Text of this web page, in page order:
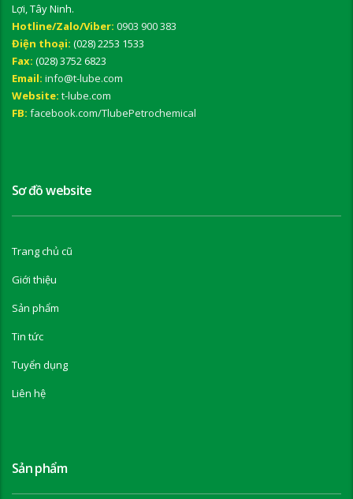
Lợi, Tây Ninh.
Hotline/Zalo/Viber: 0903 900 383
Điện thoại: (028) 2253 1533
Fax: (028) 3752 6823
Email: info@t-lube.com
Website: t-lube.com
FB: facebook.com/TlubePetrochemical
Sơ đồ website
Trang chủ cũ
Giới thiệu
Sản phẩm
Tin tức
Tuyển dụng
Liên hệ
Sản phẩm